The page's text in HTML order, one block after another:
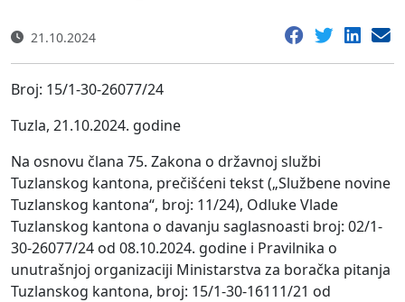
21.10.2024
Broj: 15/1-30-26077/24
Tuzla, 21.10.2024. godine
Na osnovu člana 75. Zakona o državnoj službi
Tuzlanskog kantona, prečišćeni tekst („Službene novine
Tuzlanskog kantona“, broj: 11/24), Odluke Vlade
Tuzlanskog kantona o davanju saglasnoasti broj: 02/1-
30-26077/24 od 08.10.2024. godine i Pravilnika o
unutrašnjoj organizaciji Ministarstva za boračka pitanja
Tuzlanskog kantona, broj: 15/1-30-16111/21 od